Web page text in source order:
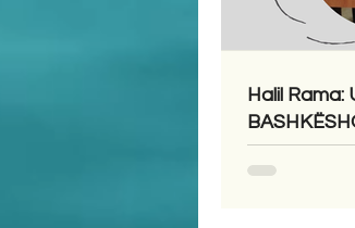
Halil Rama: